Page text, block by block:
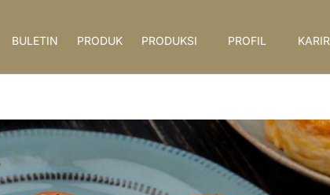
BULETIN PRODUK PRODUKSI PROFIL KARIR